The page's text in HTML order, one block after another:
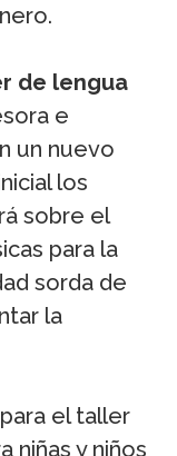
de lengua
e
un nuevo
los
sobre el
para la
sorda de
la
el taller
niñas y niños